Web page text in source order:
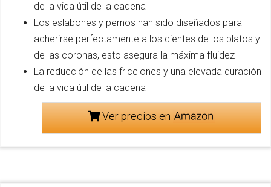
de la vida útil de la cadena
Los eslabones y pernos han sido diseñados para
adherirse perfectamente a los dientes de los platos y
de las coronas, esto asegura la máxima fluidez
La reducción de las fricciones y una elevada duración
de la vida útil de la cadena
Ver precios en